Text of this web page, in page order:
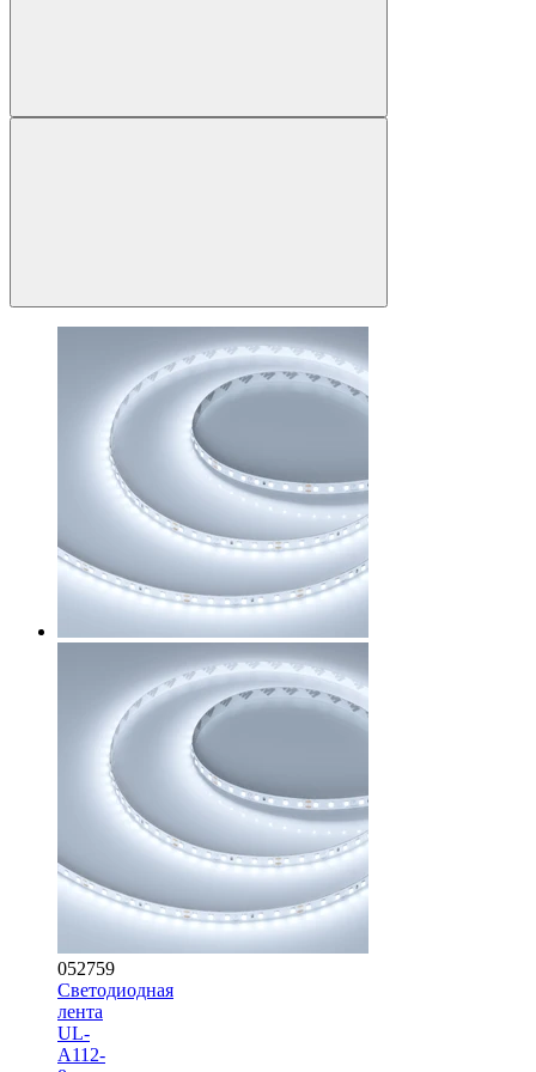
052759
Светодиодная
лента
UL-
A112-